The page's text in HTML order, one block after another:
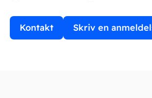
Kontakt Skriv en